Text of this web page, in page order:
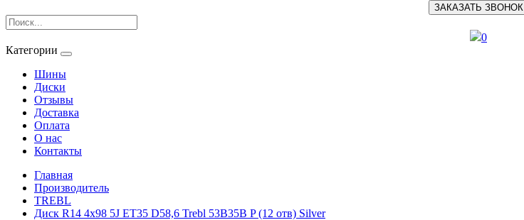
ЗАКАЗАТЬ ЗВОНОК
0
Категории
Шины
Диски
Отзывы
Доставка
Оплата
О нас
Контакты
Главная
Производитель
TREBL
Диск R14 4x98 5J ET35 D58,6 Trebl 53B35B P (12 отв) Silver